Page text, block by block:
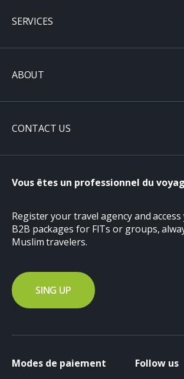
SERVICES
ABOUT
CONTACT US
Vous êtes un professionnel du
Register your travel agency and
B2B packages for FITs or groups,
Muslim travelers.
SING UP
Modes de paiement Follow us